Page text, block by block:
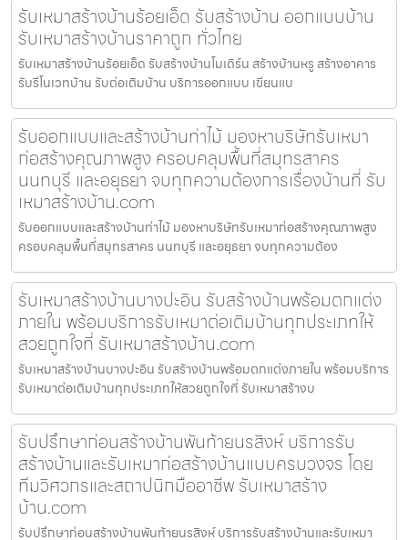
รับเหมาสร้างบ้านร้อยเอ็ด รับสร้างบ้าน ออกแบบบ้าน
รับเหมาสร้างบ้านราคาถูก ทั่วไทย
รับเหมาสร้างบ้านร้อยเอ็ด รับสร้างบ้านโมเดิร์น สร้างบ้านหรู สร้างอาคาร
รับรีโนเวทบ้าน รับต่อเติมบ้าน บริการออกแบบ เขียนแบ
รับออกแบบและสร้างบ้านท่าไม้ มองหาบริษัทรับเหมา
ก่อสร้างคุณภาพสูง ครอบคลุมพื้นที่สมุทรสาคร
นนทบุรี และอยุธยา จบทุกความต้องการเรื่องบ้านที่ รับ
เหมาสร้างบ้าน.com
รับออกแบบและสร้างบ้านท่าไม้ มองหาบริษัทรับเหมาก่อสร้างคุณภาพสูง
ครอบคลุมพื้นที่สมุทรสาคร นนทบุรี และอยุธยา จบทุกความต้อง
รับเหมาสร้างบ้านบางปะอิน รับสร้างบ้านพร้อมตกแต่ง
ภายใน พร้อมบริการรับเหมาต่อเติมบ้านทุกประเภทให้
สวยถูกใจที่ รับเหมาสร้างบ้าน.com
รับเหมาสร้างบ้านบางปะอิน รับสร้างบ้านพร้อมตกแต่งภายใน พร้อมบริการ
รับเหมาต่อเติมบ้านทุกประเภทให้สวยถูกใจที่ รับเหมาสร้างบ
รับปรึกษาก่อนสร้างบ้านพันท้ายนรสิงห์ บริการรับ
สร้างบ้านและรับเหมาก่อสร้างบ้านแบบครบวงจร โดย
ทีมวิศวกรและสถาปนิกมืออาชีพ รับเหมาสร้าง
บ้าน.com
รับปรึกษาก่อนสร้างบ้านพันท้ายนรสิงห์ บริการรับสร้างบ้านและรับเหมา